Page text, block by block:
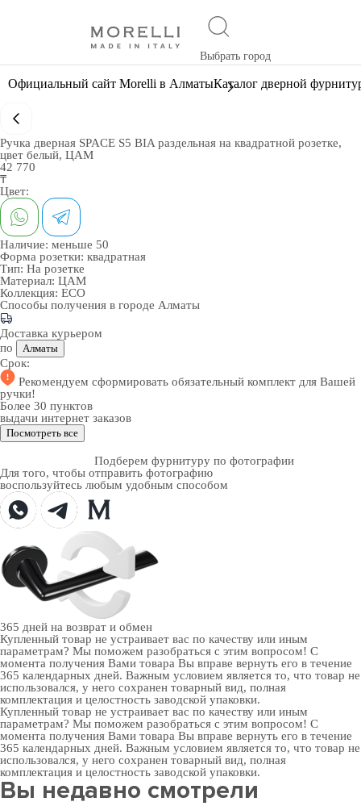
Выбрать город
Официальный сайт Morelli в АлматыКаталог дверной
Ручка дверная SPACE S5 BIA раздельная на квадратной розетке,
цвет белый, ЦАМ
42 770
₸
Цвет:
Наличие: меньше 50
Форма розетки: квадратная
Тип: На розетке
Материал: ЦАМ
Коллекция: ECO
Способы получения в городе Алматы
Доставка курьером
по
Алматы
Срок:
Рекомендуем сформировать обязательный комплект для Вашей
ручки!
Более 30 пунктов
выдачи интернет заказов
Посмотреть все
Подберем фурнитуру по фотографии
Для того, чтобы отправить фотографию
воспользуйтесь любым удобным способом
365 дней на возврат и обмен
Купленный товар не устраивает вас по качеству или иным
параметрам? Мы поможем разобраться с этим вопросом! С
момента получения Вами товара Вы вправе вернуть его в течение
365 календарных дней. Важным условием является то, что товар не
использовался, у него сохранен товарный вид, полная
комплектация и целостность заводской упаковки.
Купленный товар не устраивает вас по качеству или иным
параметрам? Мы поможем разобраться с этим вопросом! С
момента получения Вами товара Вы вправе вернуть его в течение
365 календарных дней. Важным условием является то, что товар не
использовался, у него сохранен товарный вид, полная
комплектация и целостность заводской упаковки.
Вы недавно смотрели